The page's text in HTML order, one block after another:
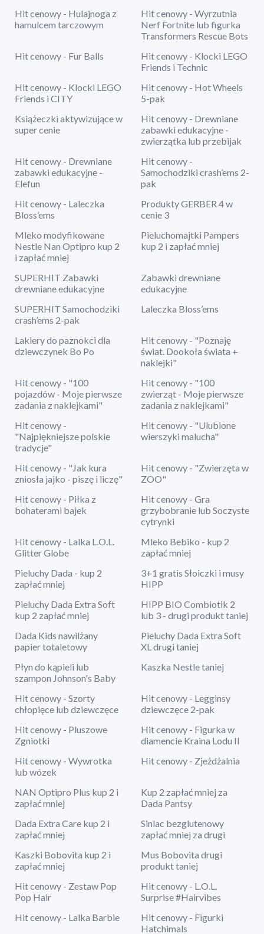
Hit cenowy - Hulajnoga z
hamulcem tarczowym
Hit cenowy - Wyrzutnia
Nerf Fortnite lub figurka
Transformers Rescue Bots
Hit cenowy - Fur Balls
Hit cenowy - Klocki LEGO
Friends i Technic
Hit cenowy - Klocki LEGO
Friends i CITY
Hit cenowy - Hot Wheels
5-pak
Książeczki aktywizujące w
super cenie
Hit cenowy - Drewniane
zabawki edukacyjne -
zwierzątka lub przebijak
Hit cenowy - Drewniane
zabawki edukacyjne -
Elefun
Hit cenowy -
Samochodziki crash’ems 2-
pak
Hit cenowy - Laleczka
Bloss’ems
Produkty GERBER 4 w
cenie 3
Mleko modyfikowane
Nestle Nan Optipro kup 2
i zapłać mniej
Pieluchomajtki Pampers
kup 2 i zapłać mniej
SUPERHIT Zabawki
drewniane edukacyjne
Zabawki drewniane
edukacyjne
SUPERHIT Samochodziki
crash’ems 2-pak
Laleczka Bloss’ems
Lakiery do paznokci dla
dziewczynek Bo Po
Hit cenowy - "Poznaję
świat. Dookoła świata +
naklejki"
Hit cenowy - "100
pojazdów - Moje pierwsze
zadania z naklejkami"
Hit cenowy - "100
zwierząt - Moje pierwsze
zadania z naklejkami"
Hit cenowy -
"Najpiękniejsze polskie
tradycje"
Hit cenowy - "Ulubione
wierszyki malucha"
Hit cenowy - "Jak kura
zniosła jajko - piszę i liczę"
Hit cenowy - "Zwierzęta w
ZOO"
Hit cenowy - Piłka z
bohaterami bajek
Hit cenowy - Gra
grzybobranie lub Soczyste
cytrynki
Hit cenowy - Lalka L.O.L.
Glitter Globe
Mleko Bebiko - kup 2
zapłać mniej
Pieluchy Dada - kup 2
zapłać mniej
3+1 gratis Słoiczki i musy
HIPP
Pieluchy Dada Extra Soft
kup 2 zapłać mniej
HIPP BIO Combiotik 2
lub 3 - drugi produkt taniej
Dada Kids nawilżany
papier totaletowy
Pieluchy Dada Extra Soft
XL drugi taniej
Płyn do kąpieli lub
szampon Johnson's Baby
Kaszka Nestle taniej
Hit cenowy - Szorty
chłopięce lub dziewczęce
Hit cenowy - Legginsy
dziewczęce 2-pak
Hit cenowy - Pluszowe
Zgniotki
Hit cenowy - Figurka w
diamencie Kraina Lodu II
Hit cenowy - Wywrotka
lub wózek
Hit cenowy - Zjeżdżalnia
NAN Optipro Plus kup 2 i
zapłać mniej
Kup 2 zapłać mniej za
Dada Pantsy
Dada Extra Care kup 2 i
zapłać mniej
Sinlac bezglutenowy
zapłać mniej za drugi
Kaszki Bobovita kup 2 i
zapłać mniej
Mus Bobovita drugi
produkt taniej
Hit cenowy - Zestaw Pop
Pop Hair
Hit cenowy - L.O.L.
Surprise #Hairvibes
Hit cenowy - Lalka Barbie
Hit cenowy - Figurki
Hatchimals